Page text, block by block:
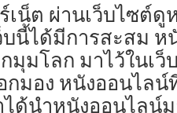
เน็ต ผ่านเว็บไซต์
บนี้ได้มีการสะสม
มุมโลก มาไว้ในเว็
กมอง หนังออนไล
ได้นำหนังออนไลน์